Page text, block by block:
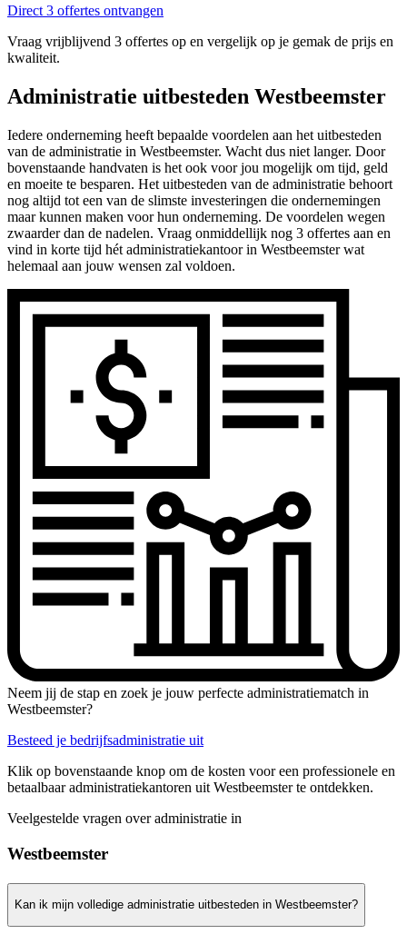
Direct 3 offertes ontvangen
Vraag vrijblijvend 3 offertes op en vergelijk op je gemak de prijs en
kwaliteit.
Administratie uitbesteden Westbeemster
Iedere onderneming heeft bepaalde voordelen aan het uitbesteden
van de administratie in Westbeemster. Wacht dus niet langer. Door
bovenstaande handvaten is het ook voor jou mogelijk om tijd, geld
en moeite te besparen. Het uitbesteden van de administratie behoort
nog altijd tot een van de slimste investeringen die ondernemingen
maar kunnen maken voor hun onderneming. De voordelen wegen
zwaarder dan de nadelen. Vraag onmiddellijk nog 3 offertes aan en
vind in korte tijd hét administratiekantoor in Westbeemster wat
helemaal aan jouw wensen zal voldoen.
Neem jij de stap en zoek je jouw perfecte administratiematch in
Westbeemster?
Besteed je bedrijfsadministratie uit
Klik op bovenstaande knop om de kosten voor een professionele en
betaalbaar administratiekantoren uit Westbeemster te ontdekken.
Veelgestelde vragen over administratie in
Westbeemster
Kan ik mijn volledige administratie uitbesteden in Westbeemster?